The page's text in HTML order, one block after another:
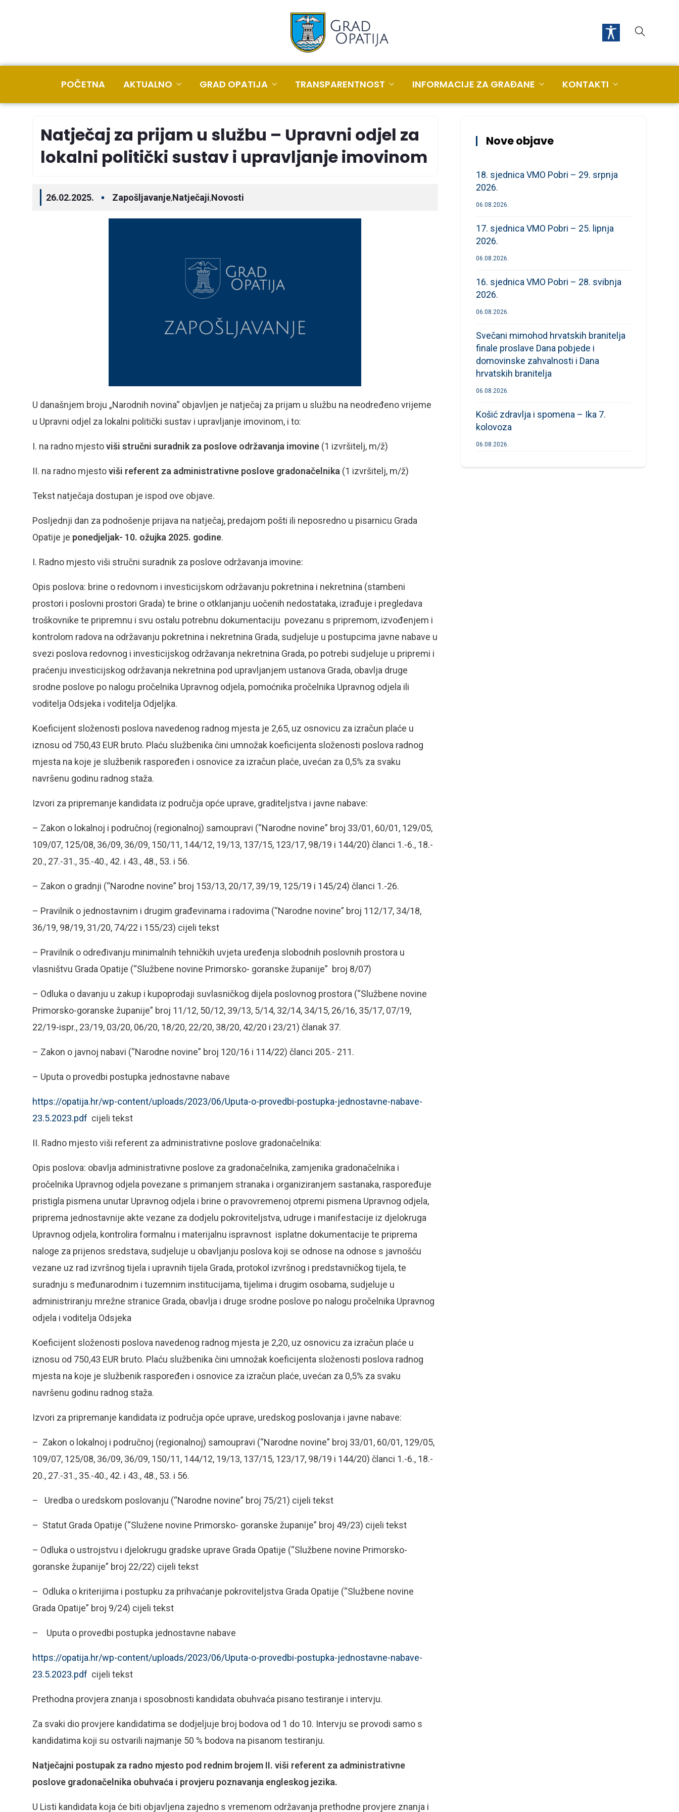
POČETNA AKTUALNO GRAD OPATIJA TRANSPARENTNOST INFORMACIJE ZA GRAĐANE KONTAKTI
Natječaj za prijam u službu – Upravni odjel za
lokalni politički sustav i upravljanje imovinom
26.02.2025. Zapošljavanje,Natječaji,Novosti
U današnjem broju „Narodnih novina“ objavljen je natječaj za prijam u službu na neodređeno vrijeme
u Upravni odjel za lokalni politički sustav i upravljanje imovinom, i to:
I. na radno mjestoviši stručni suradnik za poslove održavanja imovine (1 izvršitelj, m/ž)
II. na radno mjestoviši referent za administrativne poslove gradonačelnika (1 izvršitelj, m/ž)
Tekst natječaja dostupan je ispod ove objave.
Posljednji dan za podnošenje prijava na natječaj, predajom pošti ili neposredno u pisarnicu Grada
Opatije je ponedjeljak- 10. ožujka 2025. godine.
I. Radno mjesto viši stručni suradnik za poslove održavanja imovine:
Opis poslova: brine o redovnom i investicijskom održavanju pokretnina i nekretnina (stambeni
prostori i poslovni prostori Grada) te brine o otklanjanju uočenih nedostataka, izrađuje i pregledava
troškovnike te pripremnu i svu ostalu potrebnu dokumentaciju povezanu s pripremom, izvođenjem i
kontrolom radova na održavanju pokretnina i nekretnina Grada, sudjeluje u postupcima javne nabave u
svezi poslova redovnog i investicijskog održavanja nekretnina Grada, po potrebi sudjeluje u pripremi i
praćenju investicijskog održavanja nekretnina pod upravljanjem ustanova Grada, obavlja druge
srodne poslove po nalogu pročelnika Upravnog odjela, pomoćnika pročelnika Upravnog odjela ili
voditelja Odsjeka i voditelja Odjeljka.
Koeficijent složenosti poslova navedenog radnog mjesta je 2,65, uz osnovicu za izračun plaće u
iznosu od 750,43 EUR bruto. Plaću službenika čini umnožak koeficijenta složenosti poslova radnog
mjesta na koje je službenik raspoređen i osnovice za izračun plaće, uvećan za 0,5% za svaku
navršenu godinu radnog staža.
Izvori za pripremanje kandidata iz područja opće uprave, graditeljstva i javne nabave:
– Zakon o lokalnoj i područnoj (regionalnoj) samoupravi (“Narodne novine” broj 33/01, 60/01, 129/05,
109/07, 125/08, 36/09, 36/09, 150/11, 144/12, 19/13, 137/15, 123/17, 98/19 i 144/20) članci 1.-6., 18.-
20., 27.-31., 35.-40., 42. i 43., 48., 53. i 56.
– Zakon o gradnji (“Narodne novine” broj 153/13, 20/17, 39/19, 125/19 i 145/24) članci 1.-26.
– Pravilnik o jednostavnim i drugim građevinama i radovima (“Narodne novine” broj 112/17, 34/18,
36/19, 98/19, 31/20, 74/22 i 155/23) cijeli tekst
– Pravilnik o određivanju minimalnih tehničkih uvjeta uređenja slobodnih poslovnih prostora u
vlasništvu Grada Opatije (“Službene novine Primorsko- goranske županije” broj 8/07)
– Odluka o davanju u zakup i kupoprodaji suvlasničkog dijela poslovnog prostora (“Službene novine
Primorsko-goranske županije” broj 11/12, 50/12, 39/13, 5/14, 32/14, 34/15, 26/16, 35/17, 07/19,
22/19-ispr., 23/19, 03/20, 06/20, 18/20, 22/20, 38/20, 42/20 i 23/21) članak 37.
– Zakon o javnoj nabavi (“Narodne novine” broj 120/16 i 114/22) članci 205.- 211.
– Uputa o provedbi postupka jednostavne nabave
https://opatija.hr/wp-content/uploads/2023/06/Uputa-o-provedbi-postupka-jednostavne-nabave-
23.5.2023.pdf cijeli tekst
II. Radno mjesto viši referent za administrativne poslove gradonačelnika:
Opis poslova: obavlja administrativne poslove za gradonačelnika, zamjenika gradonačelnika i
pročelnika Upravnog odjela povezane s primanjem stranaka i organiziranjem sastanaka, raspoređuje
pristigla pismena unutar Upravnog odjela i brine o pravovremenoj otpremi pismena Upravnog odjela,
priprema jednostavnije akte vezane za dodjelu pokroviteljstva, udruge i manifestacije iz djelokruga
Upravnog odjela, kontrolira formalnu i materijalnu ispravnost isplatne dokumentacije te priprema
naloge za prijenos sredstava, sudjeluje u obavljanju poslova koji se odnose na odnose s javnošću
vezane uz rad izvršnog tijela i upravnih tijela Grada, protokol izvršnog i predstavničkog tijela, te
suradnju s međunarodnim i tuzemnim institucijama, tijelima i drugim osobama, sudjeluje u
administriranju mrežne stranice Grada, obavlja i druge srodne poslove po nalogu pročelnika Upravnog
odjela i voditelja Odsjeka
Koeficijent složenosti poslova navedenog radnog mjesta je 2,20, uz osnovicu za izračun plaće u
iznosu od 750,43 EUR bruto. Plaću službenika čini umnožak koeficijenta složenosti poslova radnog
mjesta na koje je službenik raspoređen i osnovice za izračun plaće, uvećan za 0,5% za svaku
navršenu godinu radnog staža.
Izvori za pripremanje kandidata iz područja opće uprave, uredskog poslovanja i javne nabave:
– Zakon o lokalnoj i područnoj (regionalnoj) samoupravi (“Narodne novine” broj 33/01, 60/01, 129/05,
109/07, 125/08, 36/09, 36/09, 150/11, 144/12, 19/13, 137/15, 123/17, 98/19 i 144/20) članci 1.-6., 18.-
20., 27.-31., 35.-40., 42. i 43., 48., 53. i 56.
– Uredba o uredskom poslovanju (“Narodne novine” broj 75/21) cijeli tekst
– Statut Grada Opatije (“Služene novine Primorsko- goranske županije” broj 49/23) cijeli tekst
– Odluka o ustrojstvu i djelokrugu gradske uprave Grada Opatije (“Službene novine Primorsko-
goranske županije” broj 22/22) cijeli tekst
– Odluka o kriterijima i postupku za prihvaćanje pokroviteljstva Grada Opatije (“Službene novine
Grada Opatije” broj 9/24) cijeli tekst
– Uputa o provedbi postupka jednostavne nabave
https://opatija.hr/wp-content/uploads/2023/06/Uputa-o-provedbi-postupka-jednostavne-nabave-
23.5.2023.pdf cijeli tekst
Prethodna provjera znanja i sposobnosti kandidata obuhvaća pisano testiranje i intervju.
Za svaki dio provjere kandidatima se dodjeljuje broj bodova od 1 do 10. Intervju se provodi samo s
kandidatima koji su ostvarili najmanje 50 % bodova na pisanom testiranju.
Natječajni postupak za radno mjesto pod rednim brojem II. viši referent za administrativne
poslove gradonačelnika obuhvaća i provjeru poznavanja engleskog jezika.
U Listi kandidata koja će biti objavljena zajedno s vremenom održavanja prethodne provjere znanja i
Nove objave
18. sjednica VMO Pobri – 29. srpnja
2026.
06.08.2026.
17. sjednica VMO Pobri – 25. lipnja
2026.
06.08.2026.
16. sjednica VMO Pobri – 28. svibnja
2026.
06.08.2026.
Svečani mimohod hrvatskih branitelja
finale proslave Dana pobjede i
domovinske zahvalnosti i Dana
hrvatskih branitelja
06.08.2026.
Košić zdravlja i spomena – Ika 7.
kolovoza
06.08.2026.